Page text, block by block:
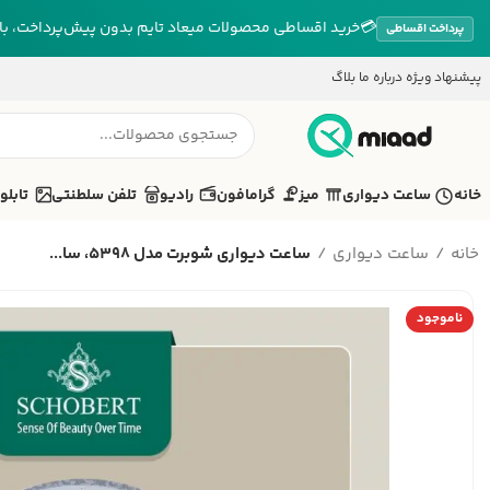
پرداخت اقساطی 💳خرید اقساطی محصولات میعاد تایم بدون پیش‌پرداخت،
پیشنهاد ویژه درباره ما بلاگ
خانه ساعت دیواری میز گرامافون رادیو تلفن سلطنتی تابلو
خانه ساعت دیواری ساعت دیواری شوبرت مدل 5398، سا...
ناموجود